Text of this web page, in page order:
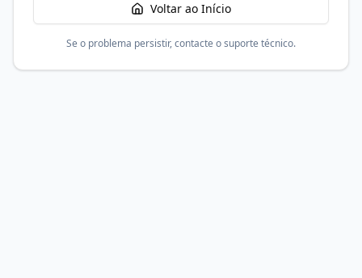
Voltar ao Início
Se o problema persistir, contacte o suporte técnico.